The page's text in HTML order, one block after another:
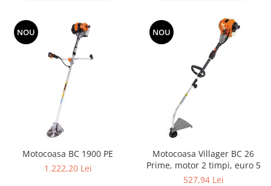
Motopompe
Batoze
Granulatoare furaje
Semanatori manuale
Tocatori vegetatie
Mașini hidraulice de despicat
Pluguri
Plug de scos cartofi
NOU
Motocoasa BC 1900 PE
1.222,20 Lei
NOU
Motocoasa Villager BC 26
Prime, motor 2 timpi, euro 5
527,94 Lei